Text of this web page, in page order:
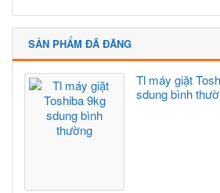
SẢN PHẨM ĐÃ ĐĂNG
Tl máy giặt
sdung bình